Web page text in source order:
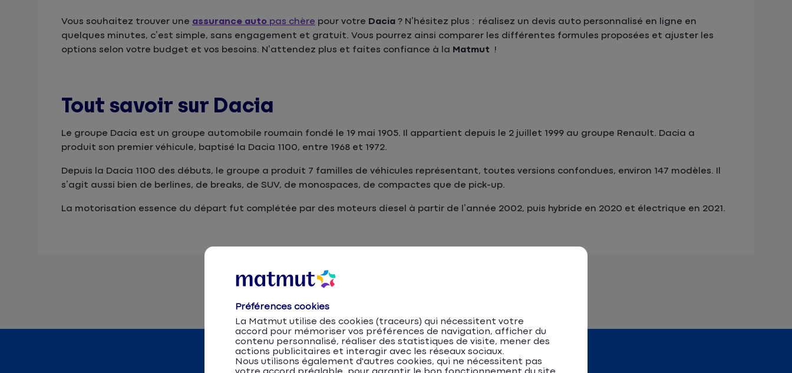
Vous souhaitez trouver une assurance auto pas chère pour votre Dacia ? N’hésitez plus : réalisez un devis auto personnalisé en ligne en
quelques minutes, c’est simple, sans engagement et gratuit. Vous pourrez ainsi comparer les différentes formules proposées et ajuster les
options selon votre budget et vos besoins. N’attendez plus et faites confiance à la Matmut !
Tout savoir sur Dacia
Le groupe Dacia est un groupe automobile roumain fondé le 19 mai 1905. Il appartient depuis le 2 juillet 1999 au groupe Renault. Dacia a
produit son premier véhicule, baptisé la Dacia 1100, entre 1968 et 1972.
Depuis la Dacia 1100 des débuts, le groupe a produit 7 familles de véhicules représentant, toutes versions confondues, environ 147 modèles. Il
s’agit aussi bien de berlines, de breaks, de SUV, de monospaces, de compactes que de pick-up.
La motorisation essence du départ fut complétée par des moteurs diesel à partir de l’année 2002, puis hybride en 2020 et électrique en 2021.
Préférences cookies
La Matmut utilise des cookies (traceurs) qui nécessitent votre
accord pour mémoriser vos préférences de navigation, afficher du
contenu personnalisé, réaliser des statistiques de visite, mener des
actions publicitaires et interagir avec les réseaux sociaux.
Nous utilisons également d'autres cookies, qui ne nécessitent pas